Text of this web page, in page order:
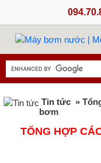
Tin tức »
bơm
TỔNG HỢP